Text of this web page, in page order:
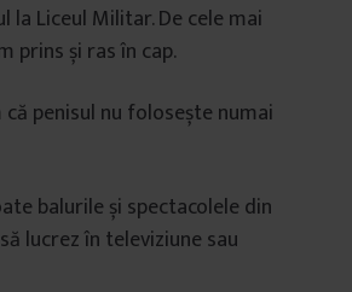
la Liceul Militar. De cele mai
prins și ras în cap.
penisul nu folosește numai
balurile și spectacolele din
lucrez în televiziune sau